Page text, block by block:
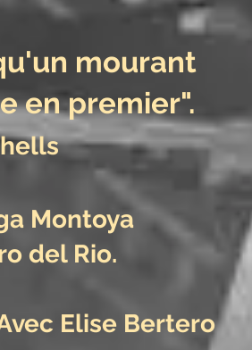
mourant
e en
Montoya
del Rio.
Elise Bertero